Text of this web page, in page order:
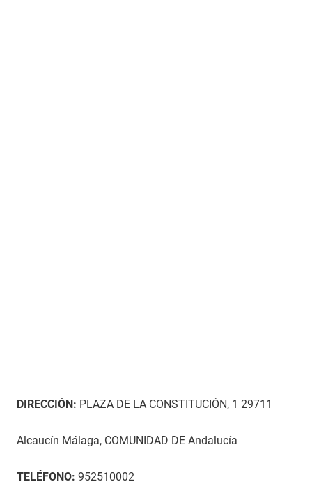
DIRECCIÓN: PLAZA DE LA CONSTITUCIÓN, 1 29711
Alcaucín Málaga, COMUNIDAD DE Andalucía
TELÉFONO: 952510002